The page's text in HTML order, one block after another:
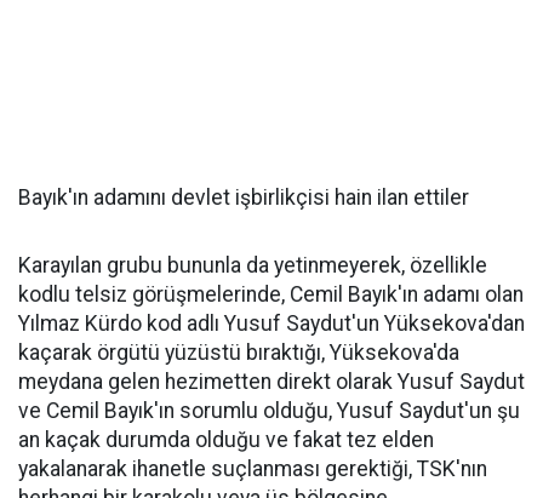
Bayık'ın adamını devlet işbirlikçisi hain ilan ettiler
Karayılan grubu bununla da yetinmeyerek, özellikle
kodlu telsiz görüşmelerinde, Cemil Bayık'ın adamı olan
Yılmaz Kürdo kod adlı Yusuf Saydut'un Yüksekova'dan
kaçarak örgütü yüzüstü bıraktığı, Yüksekova'da
meydana gelen hezimetten direkt olarak Yusuf Saydut
ve Cemil Bayık'ın sorumlu olduğu, Yusuf Saydut'un şu
an kaçak durumda olduğu ve fakat tez elden
yakalanarak ihanetle suçlanması gerektiği, TSK'nın